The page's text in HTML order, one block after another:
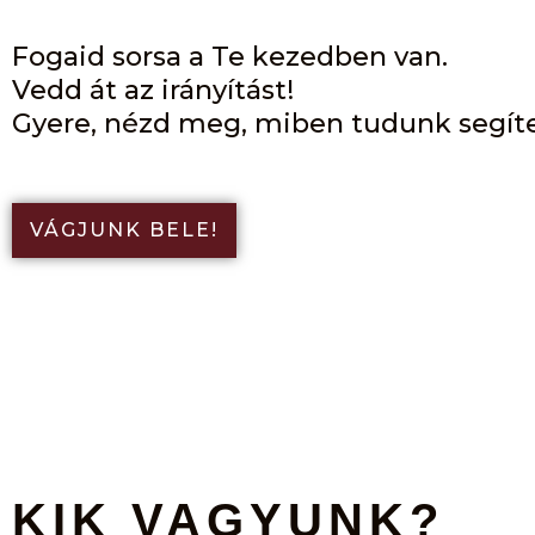
Fogaid sorsa a Te kezedben van.
Vedd át az irányítást!
Gyere, nézd meg, miben tudunk
VÁGJUNK BELE!
KIK VAGYUNK?